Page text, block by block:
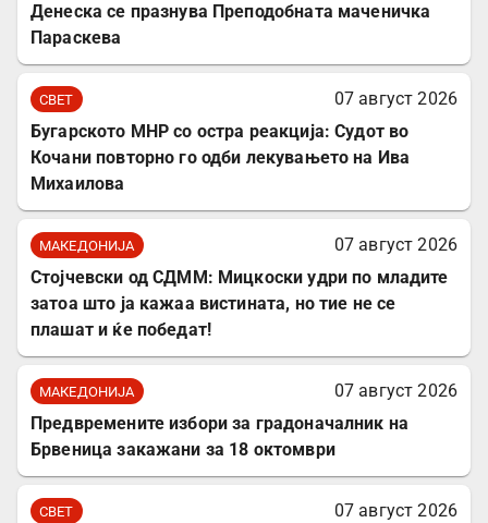
Денеска се празнува Преподобната маченичка
Параскева
СВЕТ
07 август 2026
Бугарското МНР со остра реакција: Судот во
Кочани повторно го одби лекувањето на Ива
Михаилова
МАКЕДОНИЈА
07 август 2026
Стојчевски од СДММ: Мицкоски удри по младите
затоа што ја кажаа вистината, но тие не се
плашат и ќе победат!
МАКЕДОНИЈА
07 август 2026
Предвремените избори за градоначалник на
Брвеница закажани за 18 октомври
СВЕТ
07 август 2026